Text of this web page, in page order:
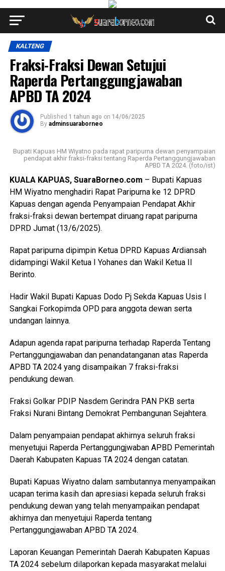
KALTENG
Fraksi-Fraksi Dewan Setujui
Raperda Pertanggungjawaban
APBD TA 2024
Published 1 tahun ago on 14/06/2025
By adminsuaraborneo
Bupati Kapuas HM Wiyatno pada rapat paripurna dewan penyampaian
pendapat akhir fraksi-fraksi tentang Raperda Pertanggungjawaban
APBD TA 2024. (foto/ist)
KUALA KAPUAS, SuaraBorneo.com – Bupati Kapuas
HM Wiyatno menghadiri Rapat Paripurna ke 12 DPRD
Kapuas dengan agenda Penyampaian Pendapat Akhir
fraksi-fraksi dewan bertempat diruang rapat paripurna
DPRD Jumat (13/6/2025).
Rapat paripurna dipimpin Ketua DPRD Kapuas Ardiansah
didampingi Wakil Ketua I Yohanes dan Wakil Ketua II
Berinto.
Hadir Wakil Bupati Kapuas Dodo Pj Sekda Kapuas Usis I
Sangkai Forkopimda OPD para anggota dewan serta
undangan lainnya.
Adapun agenda rapat paripurna terhadap Raperda Tentang
Pertanggungjawaban dan penandatanganan atas Raperda
APBD TA 2024 yang disampaikan 7 fraksi-fraksi
pendukung dewan.
Fraksi Golkar PDIP Nasdem Gerindra PAN PKB serta
Fraksi Nurani Bintang Demokrat Pembangunan Sejahtera.
Dalam penyampaian pendapat akhirnya seluruh fraksi
menyetujui Raperda Pertanggungjwaban APBD Pemerintah
Daerah Kabupaten Kapuas TA 2024 dengan catatan.
Bupati Kapuas Wiyatno dalam sambutannya menyampaikan
ucapan terima kasih dan apresiasi kepada seluruh fraksi
pendukung dewan yang telah menyampaikan pendapat
akhirnya dan menyetujui Raperda tentang
Pertanggungjawaban APBD TA 2024.
Laporan Keuangan Pemerintah Daerah Kabupaten Kapuas
TA 2024 sebelum dilaporkan kepada masyarakat melalui